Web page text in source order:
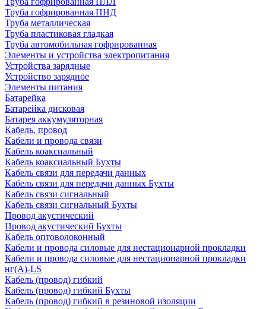
Труба гофрированная ПНД
Труба металлическая
Труба пластиковая гладкая
Труба автомобильная гофрированная
Элементы и устройства электропитания
Устройства зарядные
Устройство зарядное
Элементы питания
Батарейка
Батарейка дисковая
Батарея аккумуляторная
Кабель, провод
Кабели и провода связи
Кабель коаксиальный
Кабель коаксиальный Бухты
Кабель связи для передачи данных
Кабель связи для передачи данных Бухты
Кабель связи сигнальный
Кабель связи сигнальный Бухты
Провод акустический
Провод акустический Бухты
Кабель оптоволоконный
Кабели и провода силовые для нестационарной прокладки
Кабели и провода силовые для нестационарной прокладки
нг(А)-LS
Кабель (провод) гибкий
Кабель (провод) гибкий Бухты
Кабель (провод) гибкий в резиновой изоляции